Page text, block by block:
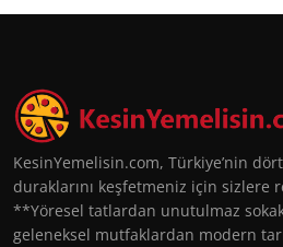
KesinYemelisin.com, Türkiye’nin
duraklarını keşfetmeniz için sizlere
**Yöresel tatlardan unutulmaz
geleneksel mutfaklardan modern